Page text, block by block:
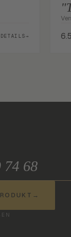
DETAILS→
74 68
→